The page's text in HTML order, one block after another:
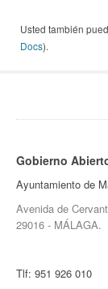
Usted también
Docs).
Gobierno
Ayuntamiento de
Avenida de
29016 - MÁLAGA.
Tlf: 951 926 010